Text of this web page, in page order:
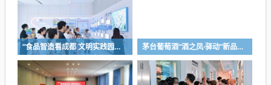
“食品智造看成都 文明实践园区行”中粮生化参访活动举行 茅台葡萄酒“酒之凤·驿动”新品在重庆发布